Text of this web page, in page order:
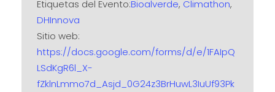
Etiquetas del Evento:Bioalverde, Climathon,
DHInnova
Sitio web:
https://docs.google.com/forms/d/e/1FAIpQ
LSdKgR6l_X-
fZklnLmmo7d_Asjd_0G24z3BrHuwL3IuUf93Pk